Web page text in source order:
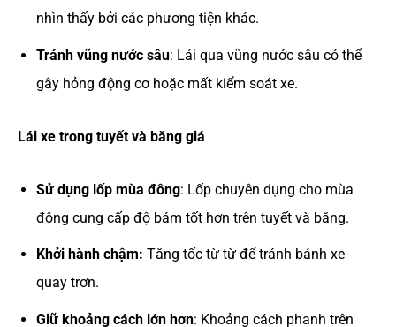
nhìn thấy bởi các phương tiện khác.
Tránh vũng nước sâu: Lái qua vũng nước sâu có thể
gây hỏng động cơ hoặc mất kiểm soát xe.
Lái xe trong tuyết và băng giá
Sử dụng lốp mùa đông: Lốp chuyên dụng cho mùa
đông cung cấp độ bám tốt hơn trên tuyết và băng.
Khởi hành chậm: Tăng tốc từ từ để tránh bánh xe
quay trơn.
Giữ khoảng cách lớn hơn: Khoảng cách phanh trên